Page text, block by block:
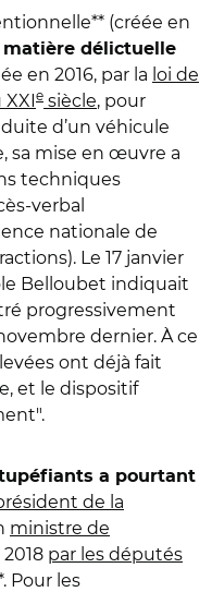
(créée en
matière délictuelle
en 2016, par la loi de
e siècle, pour
d’un véhicule
sa mise en œuvre a
techniques
verbal
nationale de
Le 17 janvier
Belloubet indiquait
progressivement
dernier. À ce
ont déjà fait
et le dispositif
a pourtant
de la
ministre de
par les députés
Pour les